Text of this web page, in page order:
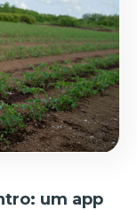
um app